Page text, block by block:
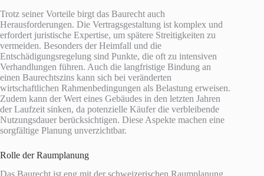
Trotz seiner Vorteile birgt das Baurecht auch
Herausforderungen. Die Vertragsgestaltung ist komplex und
erfordert juristische Expertise, um spätere Streitigkeiten zu
vermeiden. Besonders der Heimfall und die
Entschädigungsregelung sind Punkte, die oft zu intensiven
Verhandlungen führen. Auch die langfristige Bindung an
einen Baurechtszins kann sich bei veränderten
wirtschaftlichen Rahmenbedingungen als Belastung erweisen.
Zudem kann der Wert eines Gebäudes in den letzten Jahren
der Laufzeit sinken, da potenzielle Käufer die verbleibende
Nutzungsdauer berücksichtigen. Diese Aspekte machen eine
sorgfältige Planung unverzichtbar.
Rolle der Raumplanung